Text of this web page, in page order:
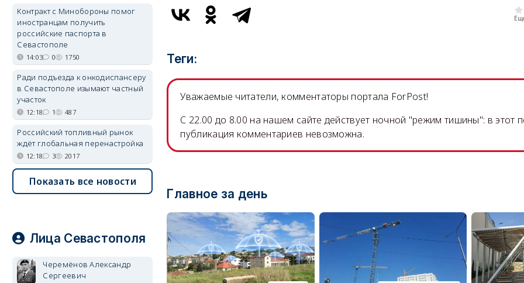
Теги:
Уважаемые читатели, комментаторы портала ForPost!
C 22.00 до 8.00 на нашем сайте действует ночной "режим тишины": в этот
публикация комментариев невозможна.
Главное за день
Контракт с Минобороны помог
иностранцам получить
российские паспорта в
Севастополе
14:03 0 1750
Ради подъезда к онкодиспансеру
в Севастополе изымают частный
участок
12:18 1 487
Российский топливный рынок
ждёт глобальная перенастройка
12:18 3 2017
Показать все новости
Лица Севастополя
Черемёнов Александр
Сергеевич